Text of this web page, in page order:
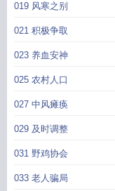
019 风寒之别
021 积极争取
023 养血安神
025 农村人口
027 中风瘫痪
029 及时调整
031 野鸡协会
033 老人骗局